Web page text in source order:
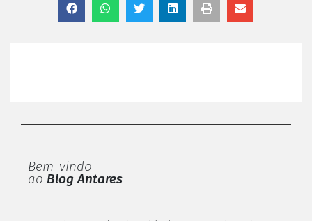
Bem-vindo
ao Blog Antares